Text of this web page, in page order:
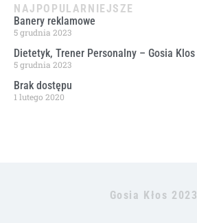
NAJPOPULARNIEJSZE
Banery reklamowe
5 grudnia 2023
Dietetyk, Trener Personalny – Gosia Klos
5 grudnia 2023
Brak dostępu
1 lutego 2020
Gosia Kłos 2023